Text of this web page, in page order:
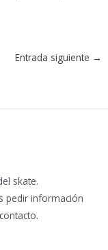
Entrada siguiente →
skate.
pedir información